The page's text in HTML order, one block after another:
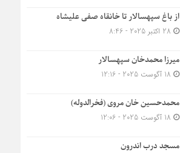
از باغ سپهسالار تا خانقاه صفی علیشاه
میرزا محمدخان سپهسالار
محمدحسین خان مروی (فخرالدوله)
مسجد درب اندرون